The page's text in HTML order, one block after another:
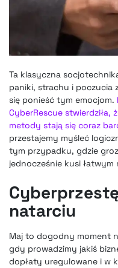
Ta klasyczna
paniki, strachu i poczucia
się ponieść tym emocjom.
CyberRescue stwierdziła,
metody stają się coraz
przestajemy myśleć
tym przypadku, gdzie
jednocześnie kusi łatwym
natarciu
Maj to dogodny moment
gdy prowadzimy jakiś
dopłaty uregulowane i w